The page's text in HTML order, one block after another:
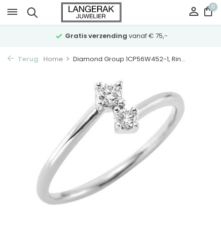
0
Gratis verzending vanaf € 75,-
Terug Home Diamond Group 1CP56W452-1, Rin...